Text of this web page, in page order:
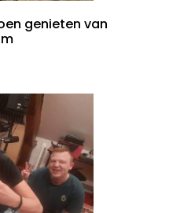
genieten van